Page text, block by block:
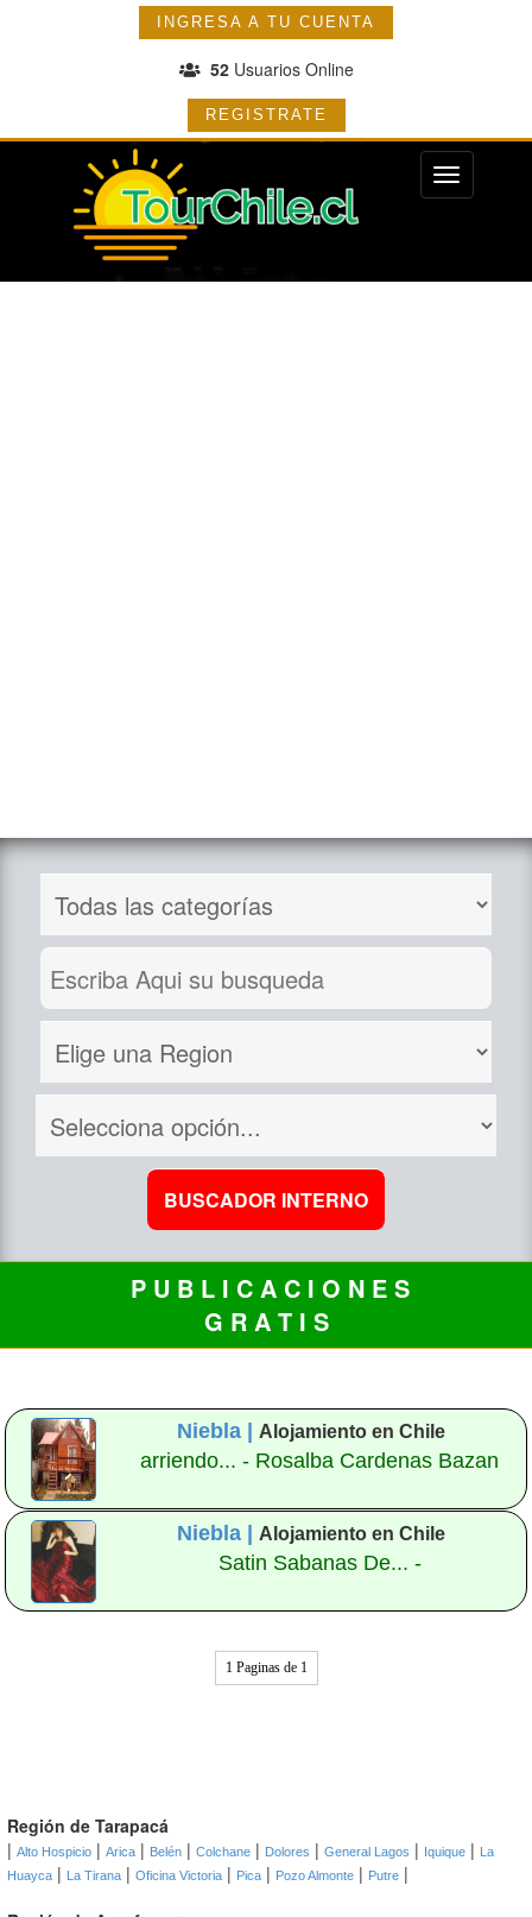
INGRESA A TU CUENTA
52Usuarios Online
REGISTRATE
Menu
P U B L I C A C I O N E S
G R A T I S
Niebla | Alojamiento en Chile
arriendo... - Rosalba Cardenas Bazan
Niebla | Alojamiento en Chile
Satin Sabanas De... -
1 Paginas de 1
Región de Tarapacá
| Alto Hospicio | Arica | Belén | Colchane | Dolores | General Lagos | Iquique |
La
Huayca | La Tirana | Oficina Victoria | Pica | Pozo Almonte | Putre |